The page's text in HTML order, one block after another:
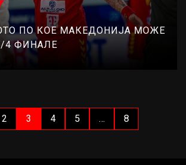
ПО КОЕ МАКЕДОНИЈА МОЖЕ
4 ФИНАЛЕ
2 3 4 5 … 8